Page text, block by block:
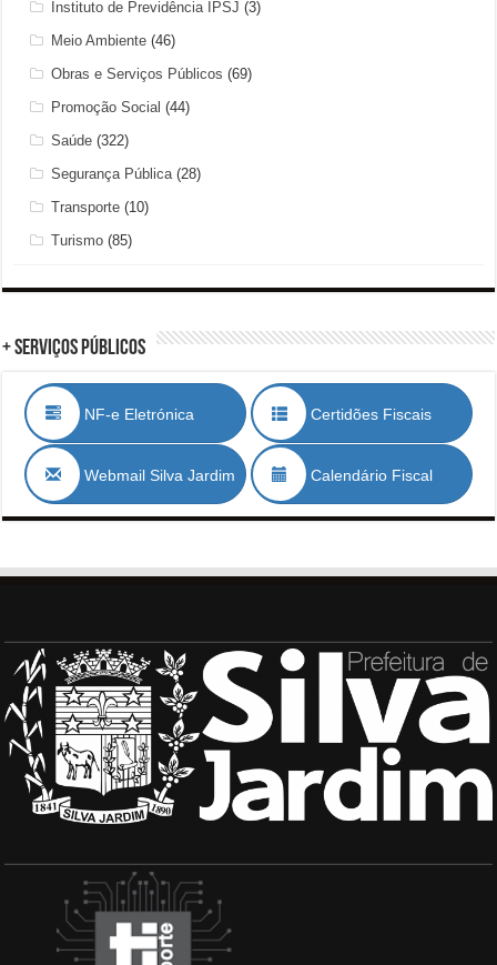
Instituto de Previdência IPSJ (3)
Meio Ambiente (46)
Obras e Serviços Públicos (69)
Promoção Social (44)
Saúde (322)
Segurança Pública (28)
Transporte (10)
Turismo (85)
+ Serviços Públicos
NF-e Eletrónica Certidões Fiscais
Webmail Silva Jardim Calendário Fiscal